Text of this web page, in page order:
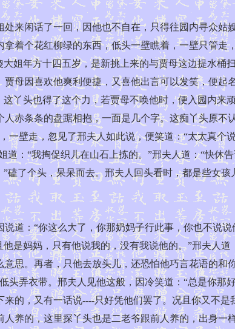
闲话了一回，因他也不自在，只得往园内寻众姑
着个花红柳绿的东西，低头一壁瞧着，一壁只管走
姐年方十四五岁，是新挑上来的与贾母这边提水桶
母因喜欢他爽利便捷，又喜他出言可以发笑，便起
丫头也得了这个力，若贾母不唤他时，便入园内来
赤条条的盘踞相抱，一面是几个字。这痴丫头原不
壁走，忽见了邢夫人如此说，便笑道：“太太真个
：“我掏促织儿在山石上拣的。”邢夫人道：“快休
了个头，呆呆而去。邢夫人回头看时，都是些女
：“你这么大了，你那奶妈子行此事，你也不说说
是妈妈，只有他说我的，没有我说他的。”邢夫人道
思。再者，只他去放头儿，还恐怕他巧言花语的和
弄衣带。邢夫人见他这般，因冷笑道：“总是你那
的，又有一话说----只好凭他们罢了。况且你又不是
养的，这里探丫头也是二老爷跟前人养的，出身一